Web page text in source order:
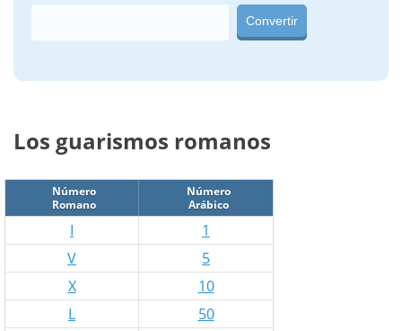
Convertir
Los guarismos romanos
Número
Romano
Número
Arábico
I
1
V
5
X
10
L
50